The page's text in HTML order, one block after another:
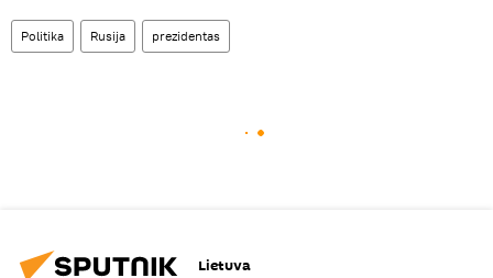
Politika Rusija prezidentas
Lietuva